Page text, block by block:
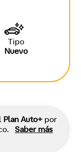
Tipo
Nuevo
Plan Auto+ por
Saber más